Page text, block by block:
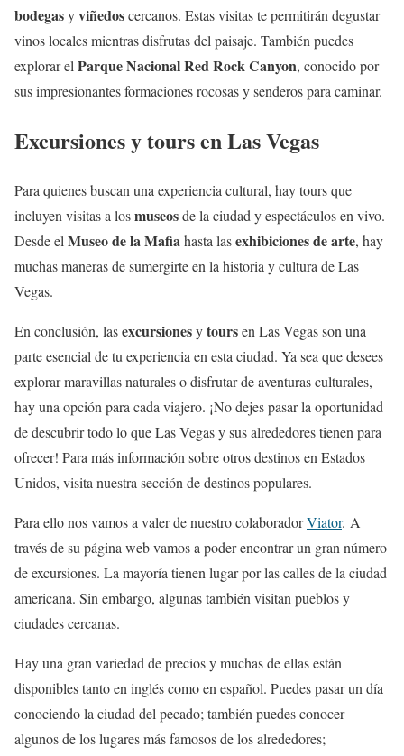
bodegasyviñedoscercanos. Estas visitas te permitirán degustar
vinos locales mientras disfrutas del paisaje. También puedes
explorar el Parque Nacional Red Rock Canyon, conocido por
sus impresionantes formaciones rocosas y senderos para caminar.
Excursiones y tours en Las Vegas
Para quienes buscan una experiencia cultural, hay tours que
incluyen visitas a losmuseosde la ciudad y espectáculos en vivo.
Desde el Museo de la Mafia hasta lasexhibiciones de arte, hay
muchas maneras de sumergirte en la historia y cultura de Las
Vegas.
En conclusión, lasexcursionesytoursen Las Vegas son una
parte esencial de tu experiencia en esta ciudad. Ya sea que desees
explorar maravillas naturales o disfrutar de aventuras culturales,
hay una opción para cada viajero. ¡No dejes pasar la oportunidad
de descubrir todo lo que Las Vegas y sus alrededores tienen para
ofrecer! Para más información sobre otros destinos en Estados
Unidos, visita nuestra sección de destinos populares.
Para ello nos vamos a valer de nuestro colaboradorViator. A
través de su página web vamos a poder encontrar un gran número
de excursiones. La mayoría tienen lugar por las calles de la ciudad
americana. Sin embargo, algunas también visitan pueblos y
ciudades cercanas.
Hay una gran variedad de precios y muchas de ellas están
disponibles tanto en inglés como en español. Puedes pasar un día
conociendo la ciudad del pecado; también puedes conocer
algunos de los lugares más famosos de los alrededores;